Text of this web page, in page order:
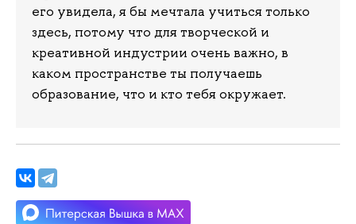
его увидела, я бы мечтала учиться только
здесь, потому что для творческой и
креативной индустрии очень важно, в
каком пространстве ты получаешь
образование, что и кто тебя окружает.